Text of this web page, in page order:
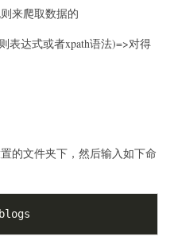
来爬取数据的
表达式或者xpath语法)=>对得
的文件夹下，然后输入如下命